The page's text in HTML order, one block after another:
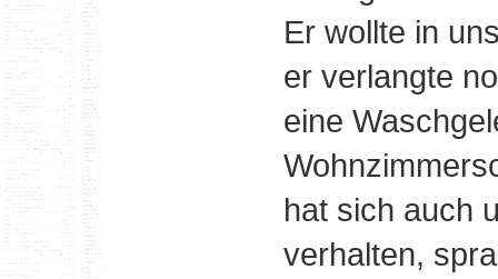
Er wollte in
er verlangte
eine
hat sich auch
verhalten,